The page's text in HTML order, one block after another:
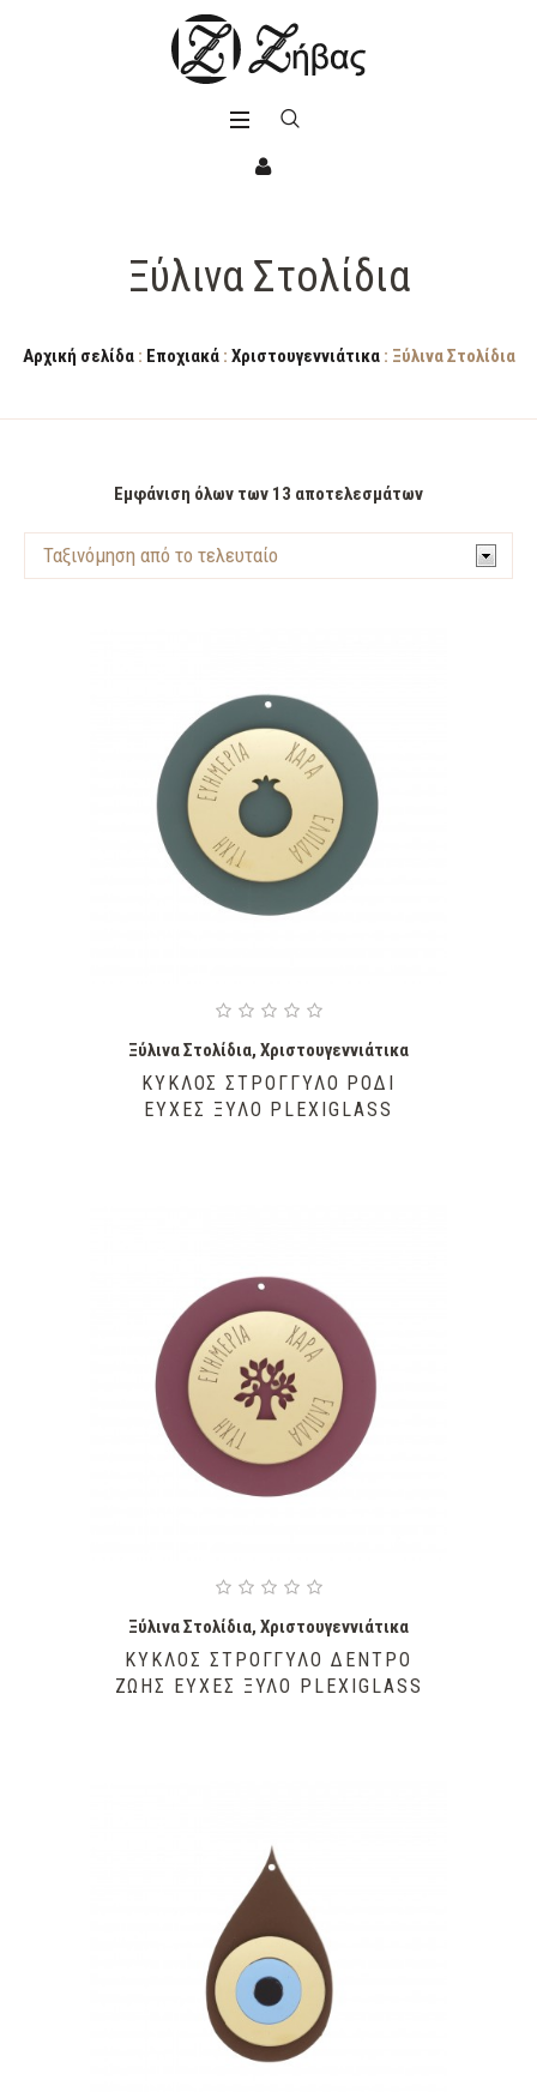
Ξύλινα Στολίδια
Αρχική σελίδα: Εποχιακά: Χριστουγεννιάτικα: Ξύλινα Στολίδια
Εμφάνιση όλων των 13 αποτελεσμάτων
Ξύλινα Στολίδια, Χριστουγεννιάτικα
ΚΎΚΛΟΣ ΣΤΡΟΓΓΥΛΌ ΡΌΔΙ
ΕΥΧΈΣ ΞΎΛΟ PLEXIGLASS
Ξύλινα Στολίδια, Χριστουγεννιάτικα
ΚΎΚΛΟΣ ΣΤΡΟΓΓΥΛΌ ΔΈΝΤΡΟ
ΖΩΉΣ ΕΥΧΈΣ ΞΎΛΟ PLEXIGLASS